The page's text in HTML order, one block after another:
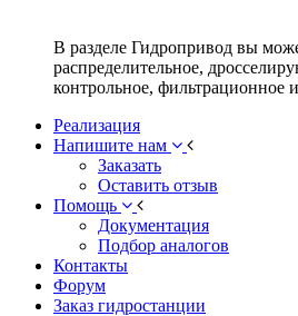
В разделе Гидропривод вы
распределительное,
контрольное, фильтрационное
Реализация
Напишите нам
Заказать
Оставить отзыв
Помощь
Документация
Подбор аналогов
Контакты
Форум
Заказ гидростанции